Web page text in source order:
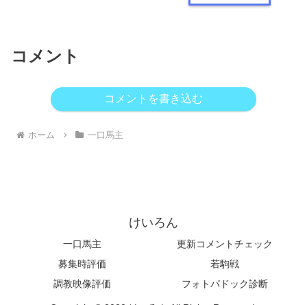
コメント
コメントを書き込む
ホーム 一口馬主
けいろん
一口馬主
更新コメントチェック
募集時評価
若駒戦
調教映像評価
フォトパドック診断